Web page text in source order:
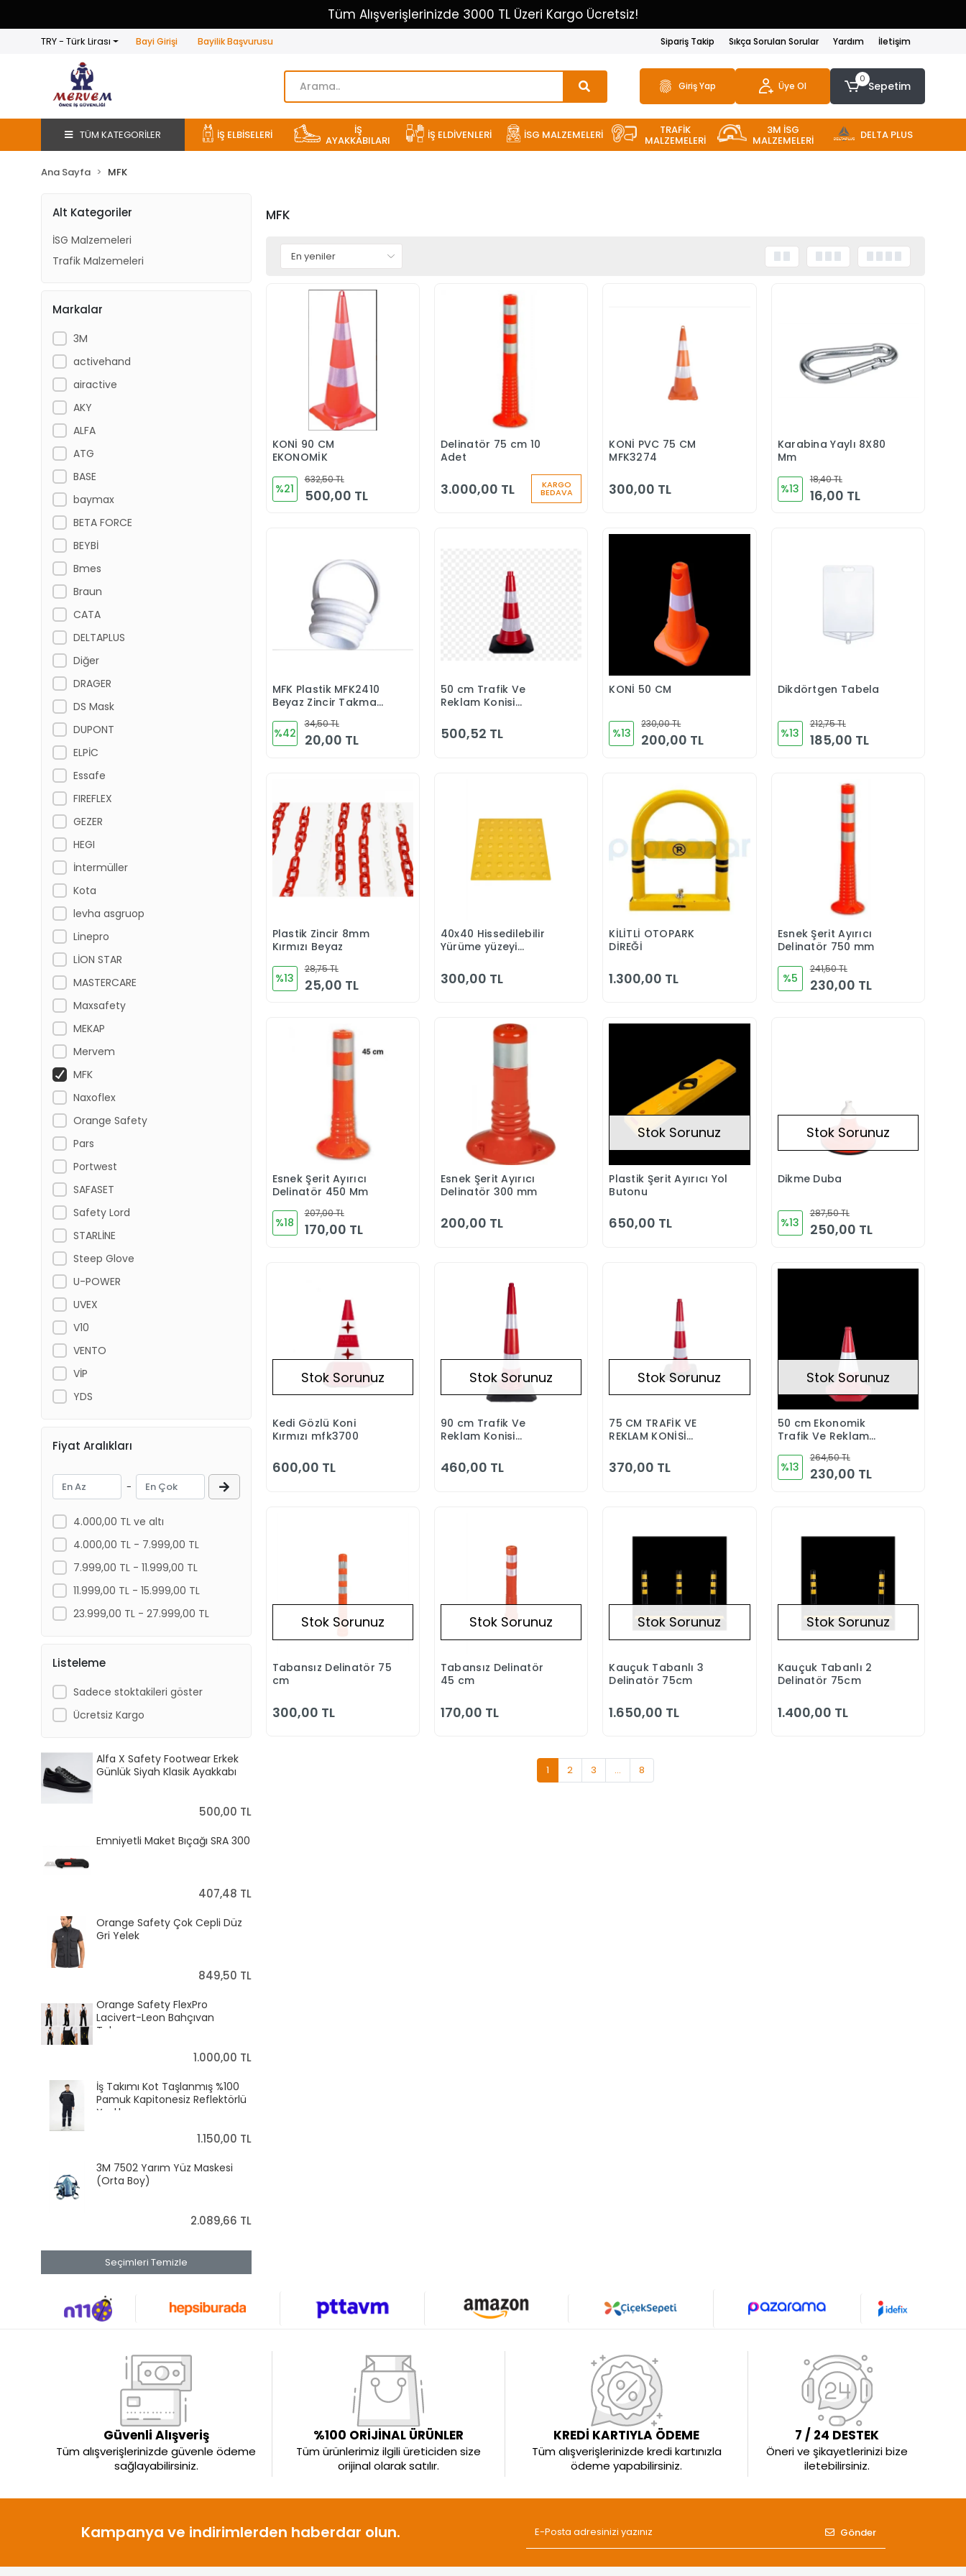
Tüm Alışverişlerinizde 3000 TL Üzeri Kargo Ücretsiz!
TRY - Türk Lirası Bayi Girişi Bayilik Başvurusu Sipariş Takip Sıkça Sorulan Sorular Yardım İletişim
Giriş Yap Üye Ol
0
Sepetim
TÜM KATEGORİLER İŞ ELBİSELERİ İŞ
AYAKKABILARI İŞ ELDİVENLERİ İSG MALZEMELERİ TRAFİK
MALZEMELERİ
3M İSG
MALZEMELERİ DELTA PLUS
Ana Sayfa MFK
Alt Kategoriler
İSG Malzemeleri
Trafik Malzemeleri
Markalar
3M
activehand
airactive
AKY
ALFA
ATG
BASE
baymax
BETA FORCE
BEYBİ
Bmes
Braun
CATA
DELTAPLUS
Diğer
DRAGER
DS Mask
DUPONT
ELPİC
Essafe
FIREFLEX
GEZER
HEGI
İntermüller
Kota
levha asgruop
Linepro
LİON STAR
MASTERCARE
Maxsafety
MEKAP
Mervem
MFK
Naxoflex
Orange Safety
Pars
Portwest
SAFASET
Safety Lord
STARLİNE
Steep Glove
U-POWER
UVEX
V10
VENTO
VİP
YDS
Fiyat Aralıkları
-
4.000,00 TL ve altı
4.000,00 TL - 7.999,00 TL
7.999,00 TL - 11.999,00 TL
11.999,00 TL - 15.999,00 TL
23.999,00 TL - 27.999,00 TL
Listeleme
Sadece stoktakileri göster
Ücretsiz Kargo
Alfa X Safety Footwear Erkek
Günlük Siyah Klasik Ayakkabı
500,00 TL
Emniyetli Maket Bıçağı SRA 300
407,48 TL
Orange Safety Çok Cepli Düz
Gri Yelek
849,50 TL
Orange Safety FlexPro
Lacivert-Leon Bahçıvan
Tulumu
1.000,00 TL
İş Takımı Kot Taşlanmış %100
Pamuk Kapitonesiz Reflektörlü
Yazlık
1.150,00 TL
3M 7502 Yarım Yüz Maskesi
(Orta Boy)
2.089,66 TL
Seçimleri Temizle
MFK
Sepete Ekle
KONİ 90 CM
EKONOMİK
%21
632,50 TL
500,00 TL
Sepete Ekle
Delinatör 75 cm 10
Adet
3.000,00 TL KARGO
BEDAVA
Sepete Ekle
KONİ PVC 75 CM
MFK3274
300,00 TL
Sepete Ekle
Karabina Yaylı 8X80
Mm
%13
18,40 TL
16,00 TL
Sepete Ekle
MFK Plastik MFK2410
Beyaz Zincir Takma
%42
34,50 TL
20,00 TL
Sepete Ekle
50 cm Trafik Ve
Reklam Konisi
500,52 TL
Sepete Ekle
KONİ 50 CM
%13
230,00 TL
200,00 TL
Sepete Ekle
Dikdörtgen Tabela
%13
212,75 TL
185,00 TL
Sepete Ekle
Plastik Zincir 8mm
Kırmızı Beyaz
%13
28,75 TL
25,00 TL
Sepete Ekle
40x40 Hissedilebilir
Yürüme yüzeyi
300,00 TL
Sepete Ekle
KİLİTLİ OTOPARK
DİREĞİ
1.300,00 TL
Sepete Ekle
Esnek Şerit Ayırıcı
Delinatör 750 mm
%5
241,50 TL
230,00 TL
Sepete Ekle
Esnek Şerit Ayırıcı
Delinatör 450 Mm
%18
207,00 TL
170,00 TL
Sepete Ekle
Esnek Şerit Ayırıcı
Delinatör 300 mm
200,00 TL
Stokta Yok
Stok Sorunuz
Plastik Şerit Ayırıcı Yol
Butonu
650,00 TL
Stokta Yok
Stok Sorunuz
Dikme Duba
%13
287,50 TL
250,00 TL
Stokta Yok
Stok Sorunuz
Kedi Gözlü Koni
Kırmızı mfk3700
600,00 TL
Stokta Yok
Stok Sorunuz
90 cm Trafik Ve
Reklam Konisi
460,00 TL
Stokta Yok
Stok Sorunuz
75 CM TRAFİK VE
REKLAM KONİSİ
370,00 TL
Stokta Yok
Stok Sorunuz
50 cm Ekonomik
Trafik Ve Reklam
%13
264,50 TL
230,00 TL
Stokta Yok
Stok Sorunuz
Tabansız Delinatör 75
cm
300,00 TL
Stokta Yok
Stok Sorunuz
Tabansız Delinatör
45 cm
170,00 TL
Stokta Yok
Stok Sorunuz
Kauçuk Tabanlı 3
Delinatör 75cm
1.650,00 TL
Stokta Yok
Stok Sorunuz
Kauçuk Tabanlı 2
Delinatör 75cm
1.400,00 TL
1 2 3 ... 8
Güvenli Alışveriş
Tüm alışverişlerinizde güvenle ödeme
sağlayabilirsiniz.
%100 ORİJİNAL ÜRÜNLER
Tüm ürünlerimiz ilgili üreticiden size
orijinal olarak satılır.
KREDİ KARTIYLA ÖDEME
Tüm alışverişlerinizde kredi kartınızla
ödeme yapabilirsiniz.
7 / 24 DESTEK
Öneri ve şikayetlerinizi bize
iletebilirsiniz.
Kampanya ve indirimlerden haberdar olun. Gönder